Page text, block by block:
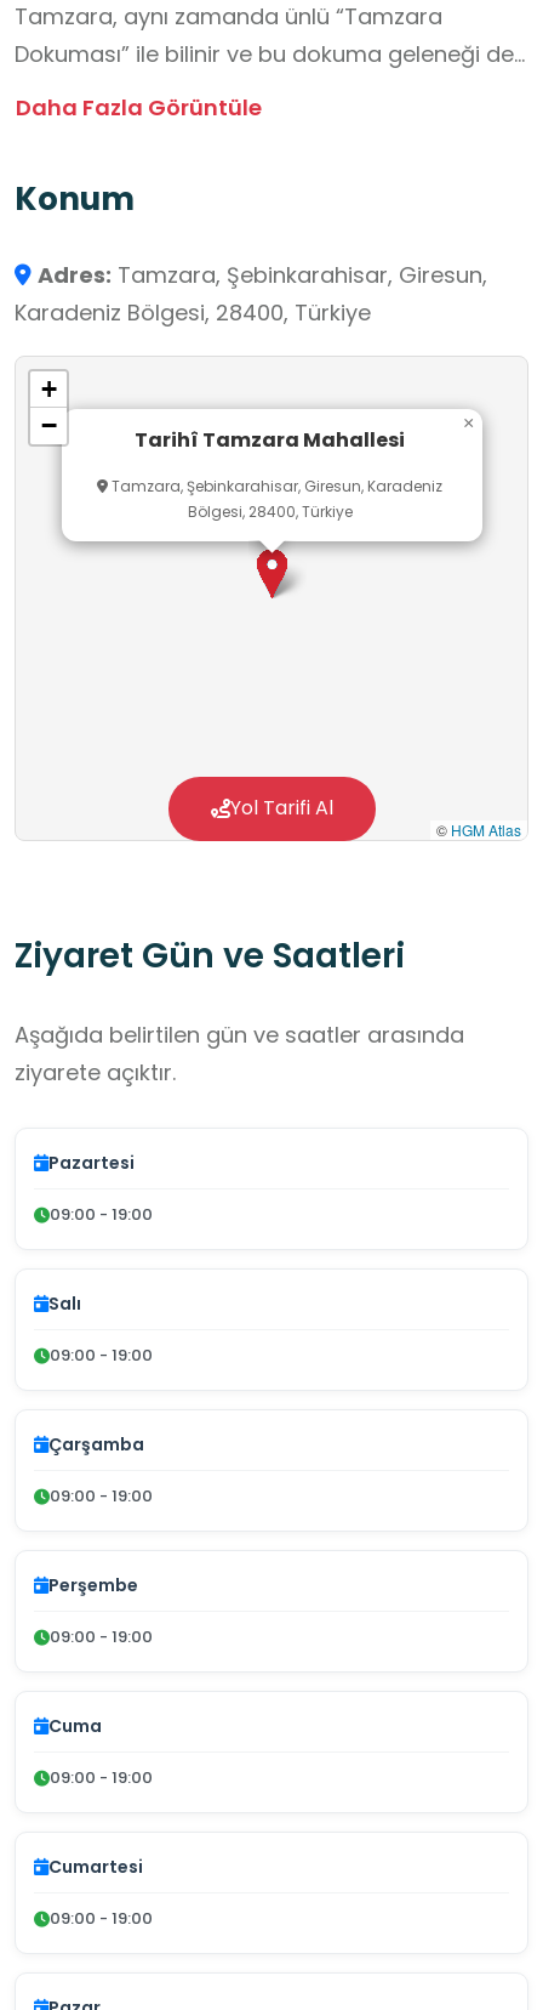
Tamzara, aynı zamanda ünlü “Tamzara
Dokuması” ile bilinir ve bu dokuma geleneği de
bölgenin somut olmayan kültürel miraslarından
korunmakta, ziyaretçilere açık hava kültür
Öğrenciler için mimari, tarihî çevre, günlük
yaşam kültürü, geleneksel el sanatları gibi
konularda doğrudan gözlem yapabilecekleri bir
ortam sunan bu mahalle; Sosyal Bilgiler, Görsel
dersleriyle ilişkilendirilebilir.
Daha Fazla Görüntüle
Konum
Adres: Tamzara, Şebinkarahisar, Giresun,
Karadeniz Bölgesi, 28400, Türkiye
Tarihî Tamzara Mahallesi
Tamzara, Şebinkarahisar, Giresun, Karadeniz
Bölgesi, 28400, Türkiye
×
+
−
© HGM Atlas
Yol Tarifi Al
Ziyaret Gün ve Saatleri
Aşağıda belirtilen gün ve saatler arasında
ziyarete açıktır.
Pazartesi
09:00 - 19:00
Salı
09:00 - 19:00
Çarşamba
09:00 - 19:00
Perşembe
09:00 - 19:00
Cuma
09:00 - 19:00
Cumartesi
09:00 - 19:00